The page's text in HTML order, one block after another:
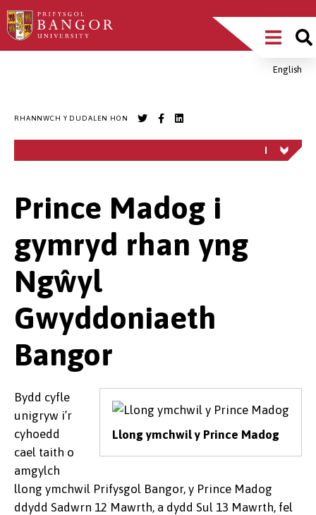
Sgipiwch
i’r
Main
MenuEnglish
RHANNWCH Y DUDALEN HON
Prince Madog i
gymryd rhan yng
Ngŵyl
Gwyddoniaeth
Bangor
Llong ymchwil y Prince Madog
Bydd cyfle
unigryw i’r
cyhoedd
cael taith o
amgylch
llong ymchwil Prifysgol Bangor, y Prince Madog
ddydd Sadwrn 12 Mawrth, a dydd Sul 13 Mawrth, fel